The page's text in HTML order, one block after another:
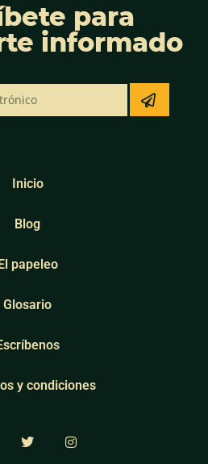
para
informado
Inicio
Blog
El papeleo
Glosario
y condiciones